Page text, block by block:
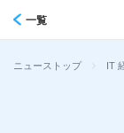
一覧
ニューストップ > IT